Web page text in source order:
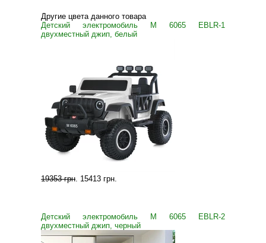
Другие цвета данного товара
Детский электромобиль M 6065 EBLR-1
двухместный джип, белый
19353 грн. 15413 грн.
Детский электромобиль M 6065 EBLR-2
двухместный джип, черный